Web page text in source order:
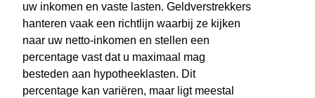
uw inkomen en vaste lasten. Geldverstrekkers
hanteren vaak een richtlijn waarbij ze kijken
naar uw netto-inkomen en stellen een
percentage vast dat u maximaal mag
besteden aan hypotheeklasten. Dit
percentage kan variëren, maar ligt meestal